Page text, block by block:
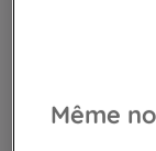
Même